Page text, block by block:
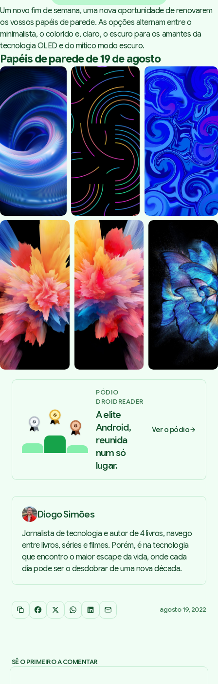
Um novo fim de semana, uma nova oportunidade de renovarem
os vossos papéis de parede. As opções alternam entre o
minimalista, o colorido e, claro, o escuro para os amantes da
tecnologia OLED e do mítico modo escuro.
Papéis de parede de 19 de agosto
PÓDIO
DROIDREADER
A elite
Android,
reunida
num só
lugar.
Ver o pódio
Diogo Simões
Jornalista de tecnologia e autor de 4 livros, navego
entre livros, séries e filmes. Porém, é na tecnologia
que encontro o maior escape da vida, onde cada
dia pode ser o desdobrar de uma nova década.
Copiar link
Facebook
X WhatsApp
LinkedInEmail agosto 19, 2022
SÊ O PRIMEIRO A COMENTAR